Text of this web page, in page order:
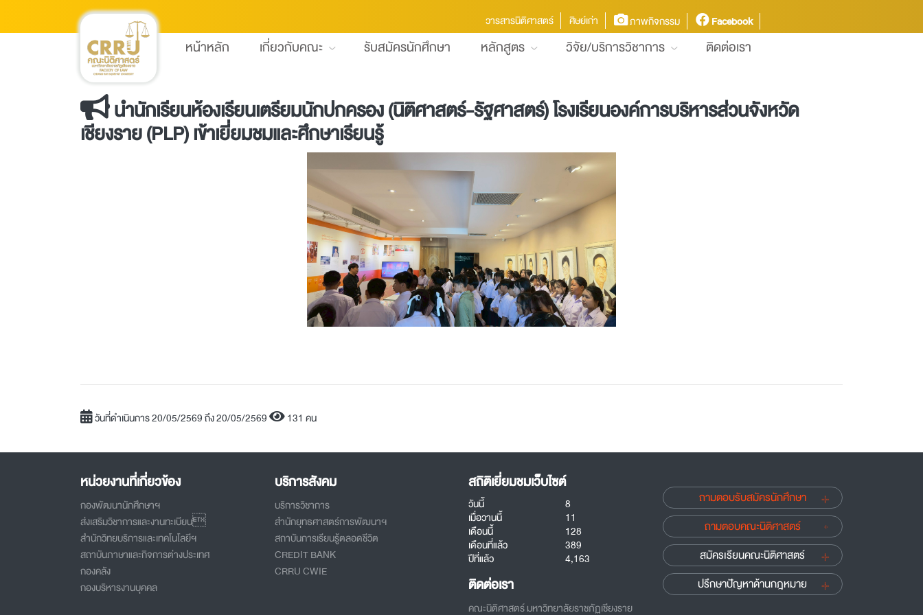
วารสารนิติศาสตร์ ศิษย์เก่า ภาพกิจกรรม Facebook
หน้าหลัก เกี่ยวกับคณะ รับสมัครนักศึกษา หลักสูตร วิจัย/บริการวิชาการ ติดต่อเรา
นำนักเรียนห้องเรียนเตรียมนักปกครอง (นิติศาสตร์-รัฐศาสตร์) โรงเรียนองค์การบริหารส่วนจังหวัด
เชียงราย (PLP) เข้าเยี่ยมชมและศึกษาเรียนรู้
วันที่ดำเนินการ 20/05/2569 ถึง 20/05/2569 131 คน
หน่วยงานที่เกี่ยวข้อง
กองพัฒนานักศึกษาฯ
ส่งเสริมวิชาการและงานทะเบียน
สำนักวิทยบริการและเทคโนโลยีฯ
สถาบันภาษาและกิจการต่างประเทศ
กองคลัง
กองบริหารงานบุคคล
บริการสังคม
บริการวิชาการ
สำนักยุทธศาสตร์การพัฒนาฯ
สถาบันการเรียนรู้ตลอดชีวิต
CREDIT BANK
CRRU CWIE
สถิติเยี่ยมชมเว็บไซต์
วันนี้
8
เมื่อวานนี้
11
เดือนนี้
128
เดือนที่แล้ว
389
ปีที่แล้ว
4,163
ติดต่อเรา
คณะนิติศาสตร์ มหาวิทยาลัยราชภัฏเชียงราย
ถามตอบรับสมัครนักศึกษา
ถามตอบคณะนิติศาสตร์
สมัครเรียนคณะนิติศาสตร์
ปรึกษาปัญหาด้านกฎหมาย